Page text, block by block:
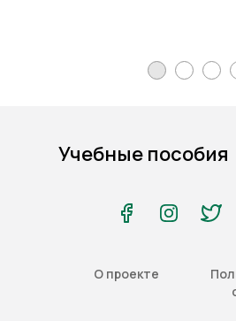
Учебные пособия
О проекте